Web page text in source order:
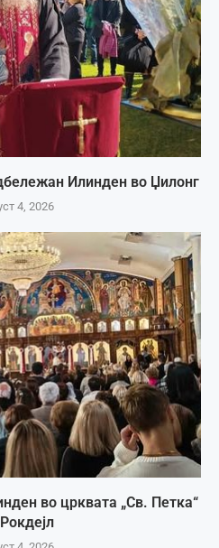
Илинден во Џилонг
4, 2026
во црквата „Св. Петка“